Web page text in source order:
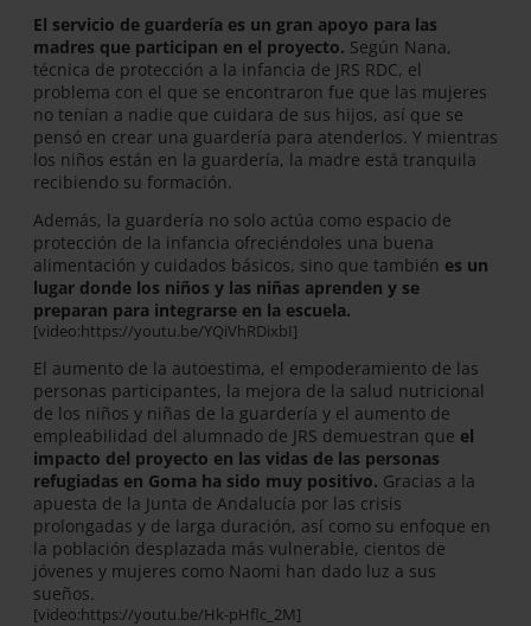
El servicio de guardería es un gran apoyo para las
madres que participan en el proyecto. Según Nana,
técnica de protección a la infancia de JRS RDC, el
problema con el que se encontraron fue que las mujeres
no tenían a nadie que cuidara de sus hijos, así que se
pensó en crear una guardería para atenderlos. Y mientras
los niños están en la guardería, la madre está tranquila
recibiendo su formación.
Además, la guardería no solo actúa como espacio de
protección de la infancia ofreciéndoles una buena
alimentación y cuidados básicos, sino que también es un
lugar donde los niños y las niñas aprenden y se
preparan para integrarse en la escuela.
[video:https://youtu.be/YQiVhRDixbI]
El aumento de la autoestima, el empoderamiento de las
personas participantes, la mejora de la salud nutricional
de los niños y niñas de la guardería y el aumento de
empleabilidad del alumnado de JRS demuestran que el
impacto del proyecto en las vidas de las personas
refugiadas en Goma ha sido muy positivo. Gracias a la
apuesta de la Junta de Andalucía por las crisis
prolongadas y de larga duración, así como su enfoque en
la población desplazada más vulnerable, cientos de
jóvenes y mujeres como Naomi han dado luz a sus
sueños.
[video:https://youtu.be/Hk-pHflc_2M]